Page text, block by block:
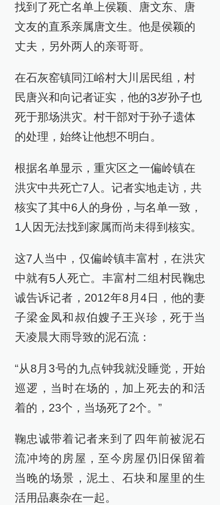
找到了死亡名单上侯颖、唐文东、唐
文友的直系亲属唐文生。他是侯颖的
丈夫，另外两人的亲哥哥。
在石灰窑镇同江峪村大川居民组，村
民唐兴和向记者证实，他的3岁孙子也
死于那场洪灾。村干部对于孙子遗体
的处理，始终让他想不明白。
根据名单显示，重灾区之一偏岭镇在
洪灾中共死亡7人。记者实地走访，共
核实了其中6人的身份，与名单一致，
1人因无法找到家属而尚未得到核实。
这7人当中，仅偏岭镇丰富村，在洪灾
中就有5人死亡。丰富村二组村民鞠忠
诚告诉记者，2012年8月4日，他的妻
子梁金凤和叔伯嫂子王兴珍，死于当
天凌晨大雨导致的泥石流：
“从8月3号的九点钟我就没睡觉，开始
巡逻，当时在场的，加上死去的和活
着的，23个，当场死了2个。”
鞠忠诚带着记者来到了四年前被泥石
流冲垮的房屋，至今房屋仍旧保留着
当晚的场景，泥土、石块和屋里的生
活用品裹杂在一起。